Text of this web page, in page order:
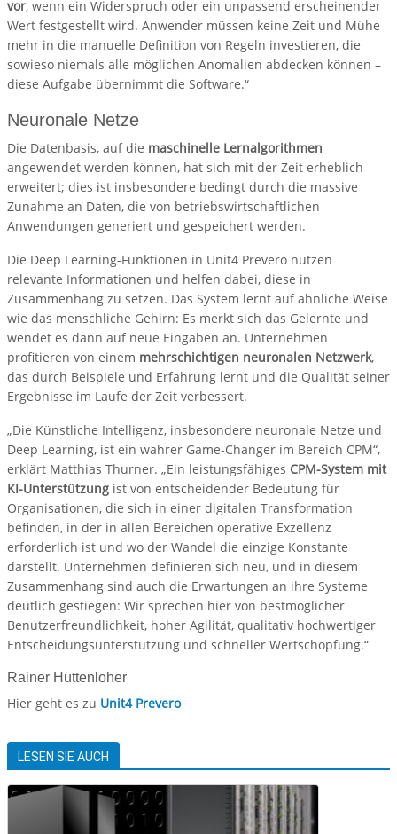
vor, wenn ein Widerspruch oder ein unpassend erscheinender
Wert festgestellt wird. Anwender müssen keine Zeit und Mühe
mehr in die manuelle Definition von Regeln investieren, die
sowieso niemals alle möglichen Anomalien abdecken können –
diese Aufgabe übernimmt die Software.“
Neuronale Netze
Die Datenbasis, auf die maschinelle Lernalgorithmen
angewendet werden können, hat sich mit der Zeit erheblich
erweitert; dies ist insbesondere bedingt durch die massive
Zunahme an Daten, die von betriebswirtschaftlichen
Anwendungen generiert und gespeichert werden.
Die Deep Learning-Funktionen in Unit4 Prevero nutzen
relevante Informationen und helfen dabei, diese in
Zusammenhang zu setzen. Das System lernt auf ähnliche Weise
wie das menschliche Gehirn: Es merkt sich das Gelernte und
wendet es dann auf neue Eingaben an. Unternehmen
profitieren von einem mehrschichtigen neuronalen Netzwerk,
das durch Beispiele und Erfahrung lernt und die Qualität seiner
Ergebnisse im Laufe der Zeit verbessert.
„Die Künstliche Intelligenz, insbesondere neuronale Netze und
Deep Learning, ist ein wahrer Game-Changer im Bereich CPM“,
erklärt Matthias Thurner. „Ein leistungsfähiges CPM-System mit
KI-Unterstützung ist von entscheidender Bedeutung für
Organisationen, die sich in einer digitalen Transformation
befinden, in der in allen Bereichen operative Exzellenz
erforderlich ist und wo der Wandel die einzige Konstante
darstellt. Unternehmen definieren sich neu, und in diesem
Zusammenhang sind auch die Erwartungen an ihre Systeme
deutlich gestiegen: Wir sprechen hier von bestmöglicher
Benutzerfreundlichkeit, hoher Agilität, qualitativ hochwertiger
Entscheidungsunterstützung und schneller Wertschöpfung.“
Rainer Huttenloher
Hier geht es zu Unit4 Prevero
LESEN SIE AUCH